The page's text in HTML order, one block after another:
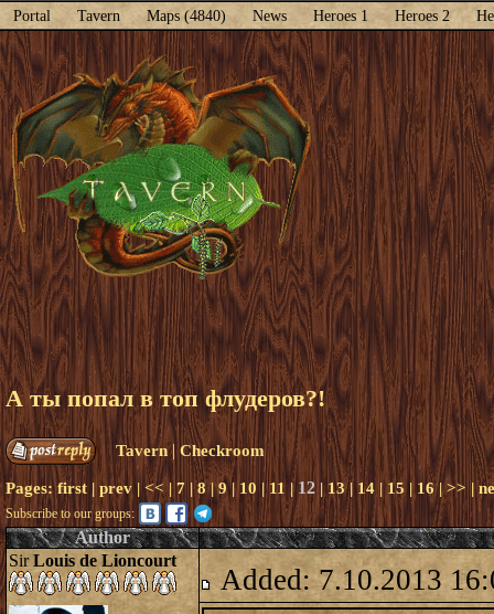
Portal Tavern Maps (4840) News Heroes 1 Heroes 2
А ты попал в топ флудеров?!
Tavern| Checkroom
Pages:first | prev | << | 7 |8|9|10 |11 |12 | 13| 14 | 15 | 16|>> |
Subscribe to our groups:
Author
SirLouis de Lioncourt
Added: 7.10.2013